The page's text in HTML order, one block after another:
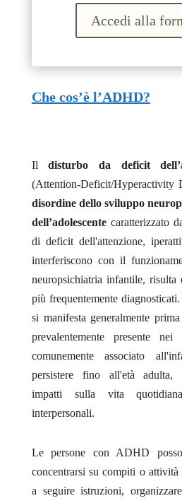
Accedi alla
Che cos’è l’ADHD?
Ildisturbo da deficit
(Attention-Deficit/Hyperactivity
disordine dello sviluppo
dell’adolescentecaratterizzato
di deficit dell'attenzione,
interferiscono con il
neuropsichiatria infantile, risulta
più frequentemente
si manifesta generalmente
prevalentemente presente
comunemente associato
persistere fino all'età adulta,
impatti sulla vita
interpersonali.
Le persone con ADHD
concentrarsi su compiti o attività
a seguire istruzioni,